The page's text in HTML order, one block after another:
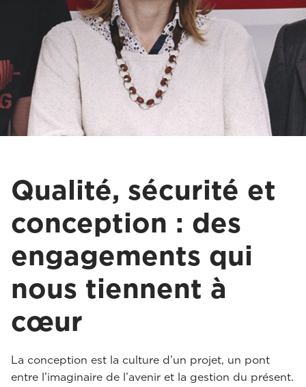
Qualité, sécurité et
conception : des
engagements qui
nous tiennent à
cœur
La conception est la culture d’un projet, un pont
entre l’imaginaire de l’avenir et la gestion du présent.